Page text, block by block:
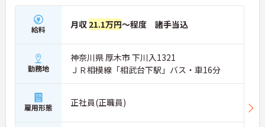
給料 月収 21.1万円～程度 諸手当込
勤務地
神奈川県 厚木市 下川入1321
ＪＲ相模線「相武台下駅」バス・車16分
雇用形態 正社員(正職員)